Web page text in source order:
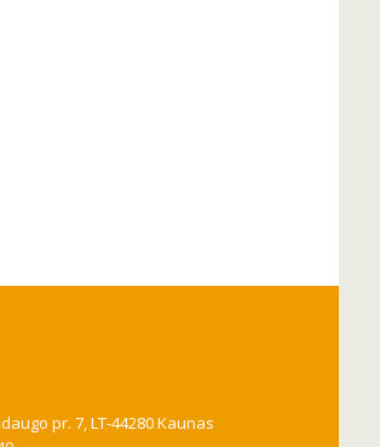
pr. 7, LT-44280 Kaunas